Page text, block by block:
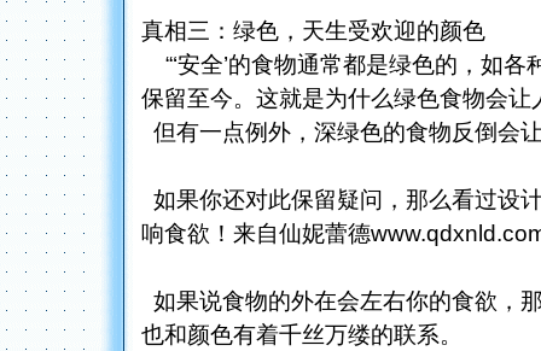
真相三：绿色，天生受欢迎的颜色
“‘安全’的食物通常都是绿色的，如
保留至今。这就是为什么绿色食物会
但有一点例外，深绿色的食物反倒会
如果你还对此保留疑问，那么看过设
响食欲！来自仙妮蕾德
如果说食物的外在会左右你的食欲，
也和颜色有着千丝万缕的联系。